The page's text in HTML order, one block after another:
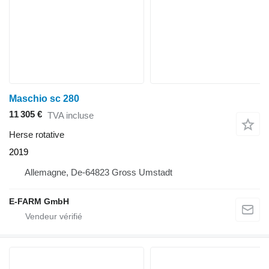
Maschio sc 280
11 305 € TVA incluse
Herse rotative
2019
Allemagne, De-64823 Gross Umstadt
E-FARM GmbH